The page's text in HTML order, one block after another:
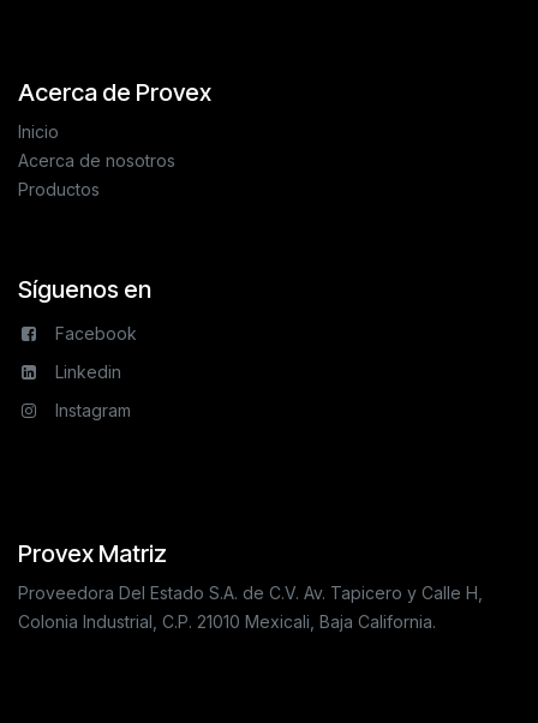
Acerca de Provex
Inicio
Acerca de nosotros
Productos
Síguenos en
Facebook
Linkedin
Instagram
Provex Matriz
Proveedora Del Estado S.A. de C.V. Av. Tapicero y Calle H,
Colonia Industrial, C.P. 21010 Mexicali, Baja California.